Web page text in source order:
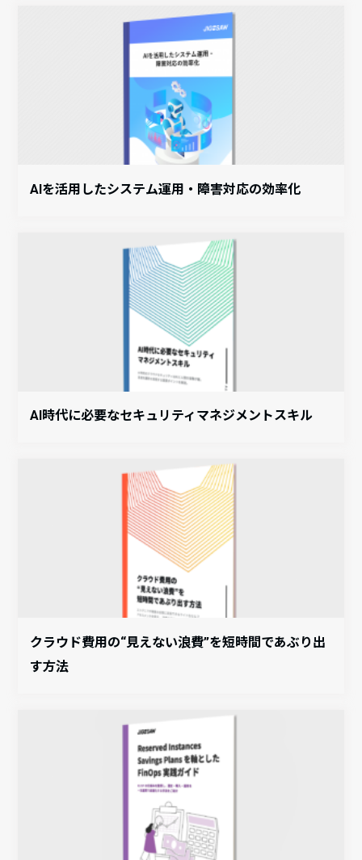
AIを活用したシステム運用・障害対応の効率化
AI時代に必要なセキュリティマネジメントスキル
クラウド費用の“見えない浪費”を短時間であぶり出
す方法